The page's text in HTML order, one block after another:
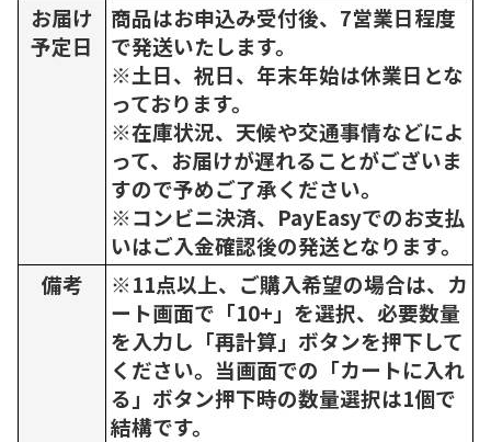
お届け
予定日
商品はお申込み受付後、7営業日程度
で発送いたします。
※土日、祝日、年末年始は休業日とな
っております。
※在庫状況、天候や交通事情などによ
って、お届けが遅れることがございま
すので予めご了承ください。
※コンビニ決済、PayEasyでのお支払
いはご入金確認後の発送となります。
備考
※11点以上、ご購入希望の場合は、カ
ート画面で「10+」を選択、必要数量
を入力し「再計算」ボタンを押下して
ください。当画面での「カートに入れ
る」ボタン押下時の数量選択は1個で
結構です。